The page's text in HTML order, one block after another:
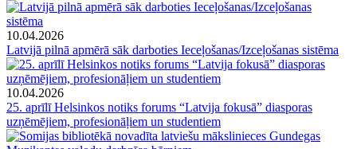
10.04.2026
Latvijā pilnā apmērā sāk darboties Ieceļošanas/Izceļošanas sistēma
10.04.2026
25. aprīlī Helsinkos notiks forums “Latvija fokusā” diasporas
uzņēmējiem, profesionāļiem un studentiem